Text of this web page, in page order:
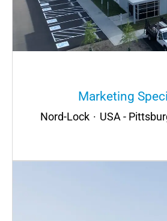
Marketing
Nord-Lock · USA -